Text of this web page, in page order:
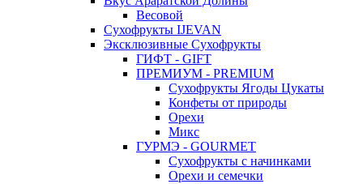
Весовой
Сухофрукты IJEVAN
Эксклюзивные Сухофрукты
ГИФТ - GIFT
ПРЕМИУМ - PREMIUM
Сухофрукты Ягоды Цукаты
Конфеты от природы
Орехи
Микс
ГУРМЭ - GOURMET
Сухофрукты с начинками
Орехи и семечки